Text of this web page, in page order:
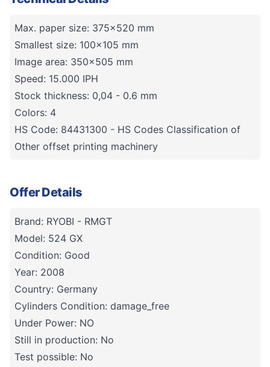
Max. paper size: 375x520 mm
Smallest size: 100x105 mm
Image area: 350x505 mm
Speed: 15.000 IPH
Stock thickness: 0,04 - 0.6 mm
Colors: 4
HS Code: 84431300 - HS Codes Classification of
Other offset printing machinery
Offer Details
Brand: RYOBI - RMGT
Model: 524 GX
Condition: Good
Year: 2008
Country: Germany
Cylinders Condition: damage_free
Under Power: NO
Still in production: No
Test possible: No